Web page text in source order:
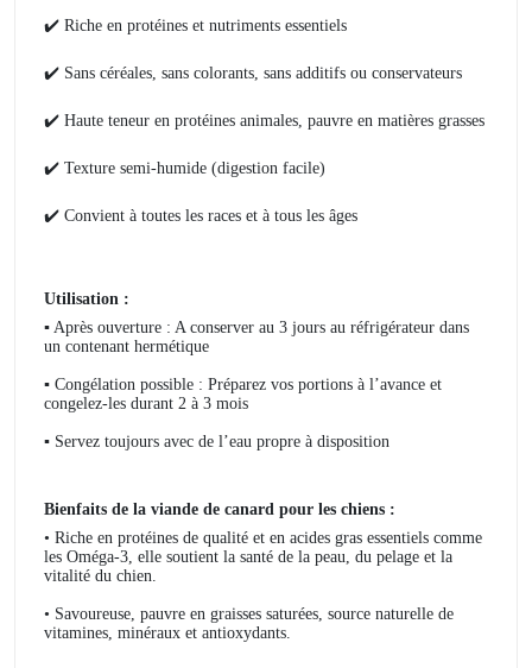
✔️ Riche en protéines et nutriments essentiels
✔️ Sans céréales, sans colorants, sans additifs ou conservateurs
✔️ Haute teneur en protéines animales, pauvre en matières grasses
✔️ Texture semi-humide (digestion facile)
✔️ Convient à toutes les races et à tous les âges
Utilisation :
▪️ Après ouverture : A conserver au 3 jours au réfrigérateur dans
un contenant hermétique
▪️ Congélation possible : Préparez vos portions à l’avance et
congelez-les durant 2 à 3 mois
▪️ Servez toujours avec de l’eau propre à disposition
Bienfaits de la viande de canard pour les chiens :
• Riche en protéines de qualité et en acides gras essentiels comme
les Oméga-3, elle soutient la santé de la peau, du pelage et la
vitalité du chien.
• Savoureuse, pauvre en graisses saturées, source naturelle de
vitamines, minéraux et antioxydants.